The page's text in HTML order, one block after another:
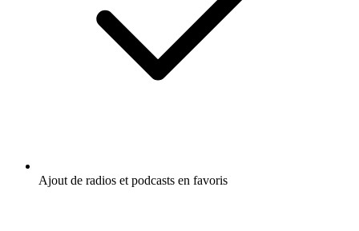
Ajout de radios et podcasts en favoris